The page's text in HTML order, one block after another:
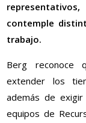
contemple
trabajo.
Berg reconoce
extender los
además de
equipos de